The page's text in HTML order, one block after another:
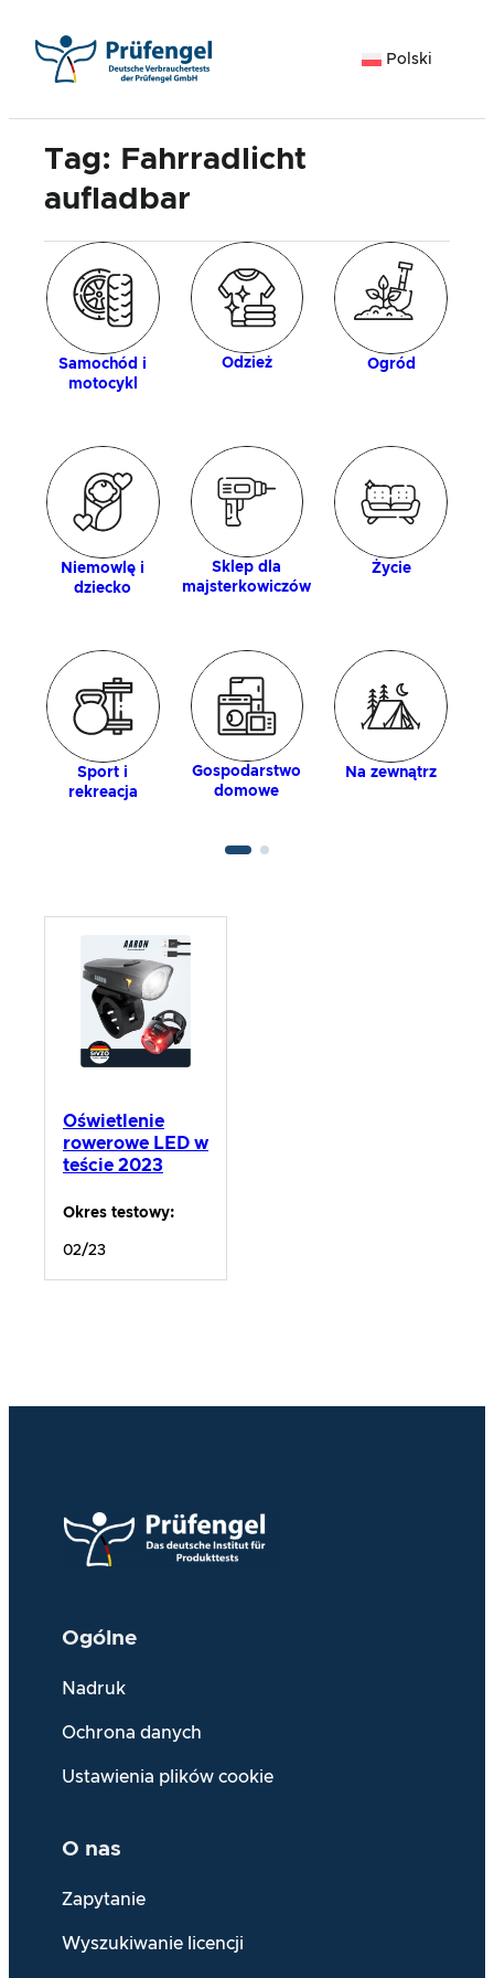
Polski
Tag: Fahrradlicht
aufladbar
Samochód i
motocykl
Odzież Ogród
Niemowlę i
dziecko
Sklep dla
majsterkowiczów
Życie
Sport i
rekreacja
Gospodarstwo
domowe
Na zewnątrz
Oświetlenie
rowerowe LED w
teście 2023
Okres testowy:
02/23
Ogólne
Nadruk
Ochrona danych
Ustawienia plików cookie
O nas
Zapytanie
Wyszukiwanie licencji